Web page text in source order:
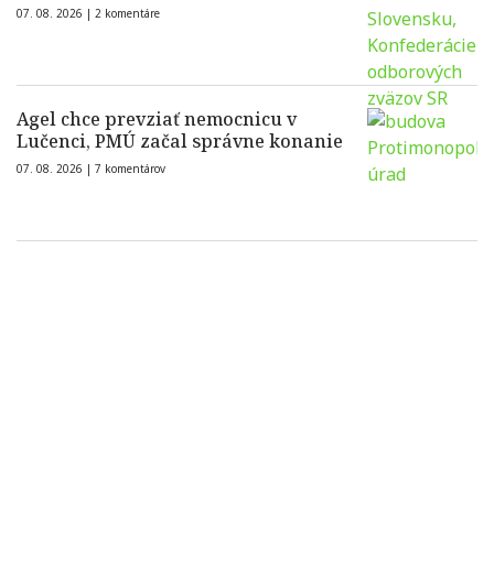
07. 08. 2026 | 2 komentáre
Agel chce prevziať nemocnicu v
Lučenci, PMÚ začal správne konanie
07. 08. 2026 | 7 komentárov